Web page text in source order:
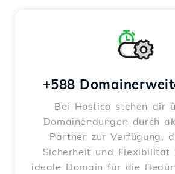
+588
Bei Hostico stehen dir
Domainendungen durch
Partner zur Verfügung,
Sicherheit und Flexibilität
ideale Domain für die